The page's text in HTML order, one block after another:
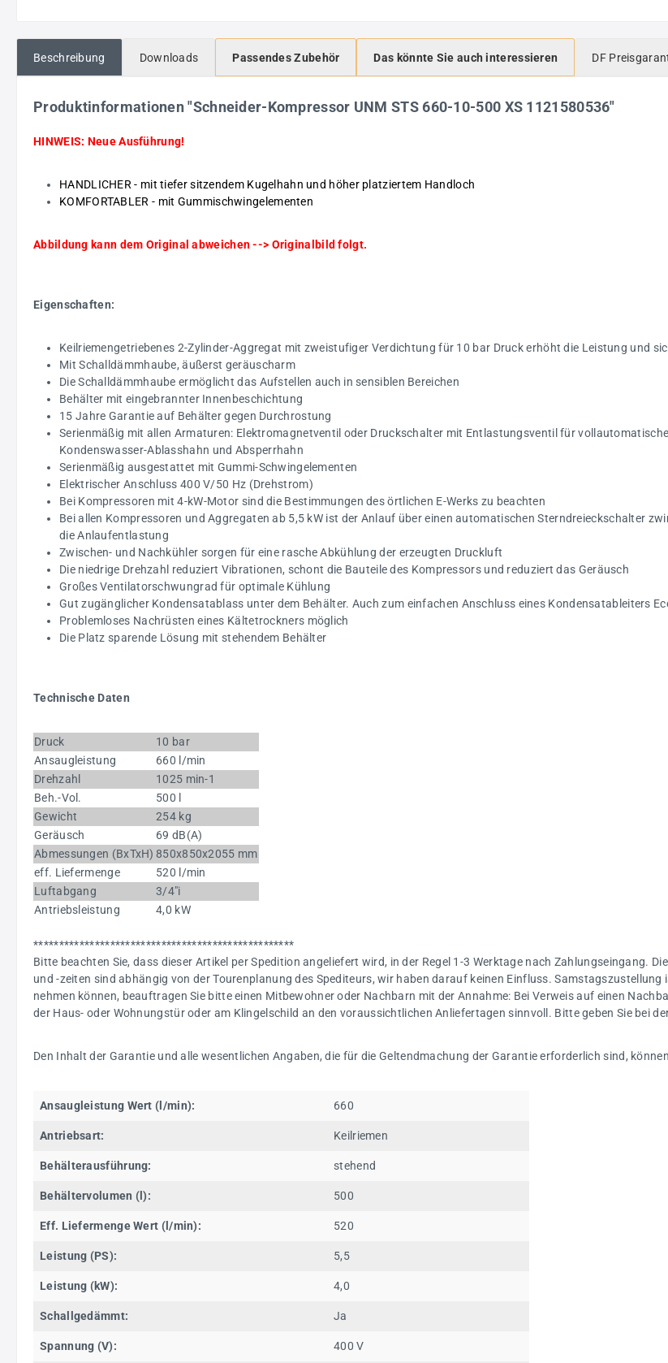
Beschreibung Downloads Passendes Zubehör Das könnte Sie auch interessieren DF
Produktinformationen "Schneider-Kompressor UNM STS 660-10-500 XS 1121580536"
HINWEIS: Neue Ausführung!
HANDLICHER - mit tiefer sitzendem Kugelhahn und höher platziertem Handloch
KOMFORTABLER - mit Gummischwingelementen
Abbildung kann dem Original abweichen --> Originalbild folgt.
Eigenschaften:
Keilriemengetriebenes 2-Zylinder-Aggregat mit zweistufiger Verdichtung für 10 bar Druck erhöht die Leistung und
Mit Schalldämmhaube, äußerst geräuscharm
Die Schalldämmhaube ermöglicht das Aufstellen auch in sensiblen Bereichen
Behälter mit eingebrannter Innenbeschichtung
15 Jahre Garantie auf Behälter gegen Durchrostung
Serienmäßig mit allen Armaturen: Elektromagnetventil oder Druckschalter mit Entlastungsventil für
Kondenswasser-Ablasshahn und Absperrhahn
Serienmäßig ausgestattet mit Gummi-Schwingelementen
Elektrischer Anschluss 400 V/50 Hz (Drehstrom)
Bei Kompressoren mit 4-kW-Motor sind die Bestimmungen des örtlichen E-Werks zu beachten
Bei allen Kompressoren und Aggregaten ab 5,5 kW ist der Anlauf über einen automatischen Sterndreieckschalter
die Anlaufentlastung
Zwischen- und Nachkühler sorgen für eine rasche Abkühlung der erzeugten Druckluft
Die niedrige Drehzahl reduziert Vibrationen, schont die Bauteile des Kompressors und reduziert das Geräusch
Großes Ventilatorschwungrad für optimale Kühlung
Gut zugänglicher Kondensatablass unter dem Behälter. Auch zum einfachen Anschluss eines Kondensatableiters
Problemloses Nachrüsten eines Kältetrockners möglich
Die Platz sparende Lösung mit stehendem Behälter
Technische Daten
Druck
10 bar
Ansaugleistung
660 l/min
Drehzahl
1025 min-1
Beh.-Vol.
500 l
Gewicht
254 kg
Geräusch
69 dB(A)
Abmessungen (BxTxH) 850x850x2055 mm
eff. Liefermenge
520 l/min
Luftabgang
3/4"i
Antriebsleistung
4,0 kW
***************************************************
Bitte beachten Sie, dass dieser Artikel per Spedition angeliefert wird, in der Regel 1-3 Werktage nach Zahlungseingang.
und -zeiten sind abhängig von der Tourenplanung des Spediteurs, wir haben darauf keinen Einfluss.
nehmen können, beauftragen Sie bitte einen Mitbewohner oder Nachbarn mit der Annahme: Bei Verweis auf einen
der Haus- oder Wohnungstür oder am Klingelschild an den voraussichtlichen Anliefertagen sinnvoll. Bitte geben Sie bei
Den Inhalt der Garantie und alle wesentlichen Angaben, die für die Geltendmachung der Garantie erforderlich sind,
Ansaugleistung Wert (l/min): 660
Antriebsart: Keilriemen
Behälterausführung: stehend
Behältervolumen (l): 500
Eff. Liefermenge Wert (l/min): 520
Leistung (PS): 5,5
Leistung (kW): 4,0
Schallgedämmt: Ja
Spannung (V): 400 V